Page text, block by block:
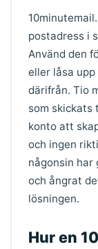
postadress i
Använd den
eller låsa upp
därifrån. Tio
som skickats
konto att
och ingen
någonsin har
och ångrat
lösningen.
Hur en